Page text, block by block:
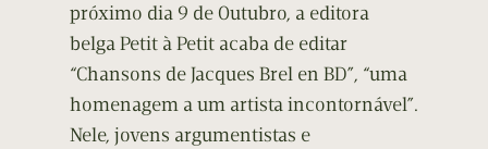
próximo dia 9 de Outubro, a editora
belga Petit à Petit acaba de editar
“Chansons de Jacques Brel en BD”, “uma
homenagem a um artista incontornável”.
Nele, jovens argumentistas e